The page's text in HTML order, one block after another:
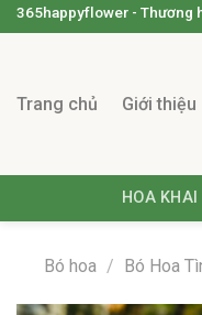
365happyflower - Thương
Trang chủ Giới thiệu
HOA KHAI
Bó hoa / Bó Hoa